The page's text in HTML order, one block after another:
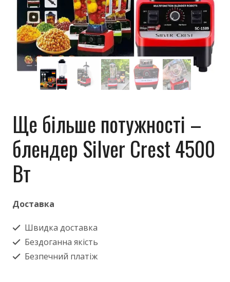
Ще більше потужності –
блендер Silver Crest 4500
Вт
Доставка
Швидка доставка
Бездоганна якість
Безпечний платіж